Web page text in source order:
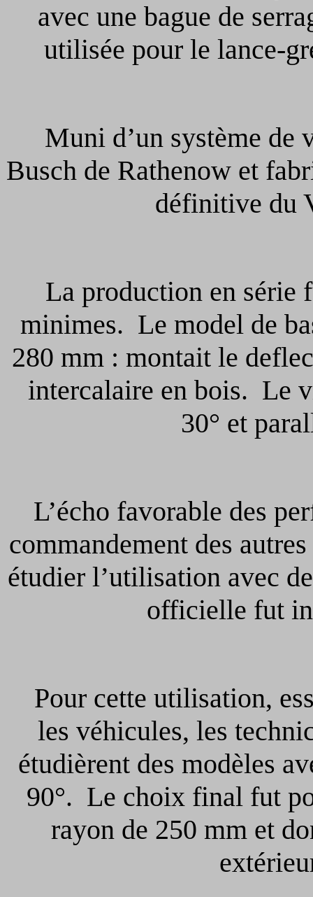
avec une bague de
utilisée pour le lance-
Muni d’un système de
Busch de Rathenow et
définitive du
La production en série
minimes. Le model de
280 mm : montait le
intercalaire en bois. Le
30° et
L’écho favorable des
commandement des
étudier l’utilisation avec
officielle fut
Pour cette utilisation,
les véhicules, les
étudièrent des modèles
90°. Le choix final fut
rayon de 250 mm et